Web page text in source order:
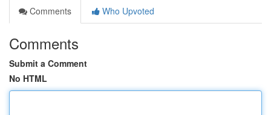
Comments
Who Upvoted
Comments
Submit a Comment
No HTML